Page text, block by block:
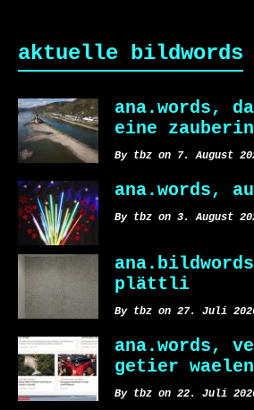
aktuelle bildwords
ana.words,
eine
By tbz on 7. August
ana.words,
By tbz on 3. August
plättli
By tbz on 27. Juli
ana.words,
getier waelen
By tbz on 22. Juli